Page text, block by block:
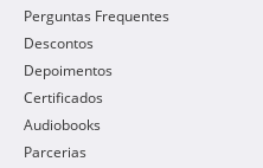
Perguntas Frequentes
Descontos
Depoimentos
Certificados
Audiobooks
Parcerias